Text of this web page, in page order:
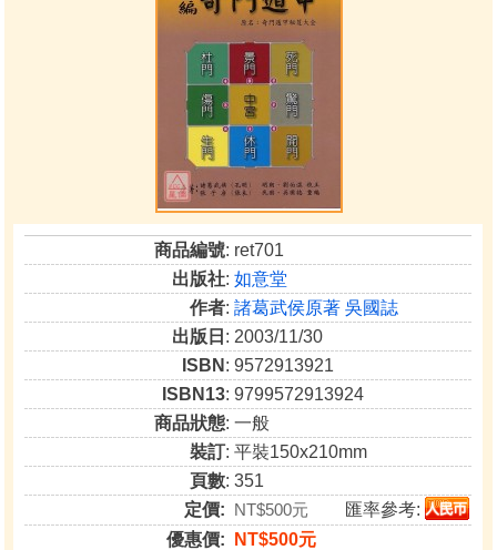
商品編號: ret701
出版社:如意堂
作者:諸葛武侯原著 吳國誌
出版日 : 2003/11/30
ISBN : 9572913921
ISBN13: 9799572913924
商品狀態: 一般
裝訂: 平裝150x210mm
頁數: 351
定價: NT$500元
匯率參考:
優惠價:
NT$500元